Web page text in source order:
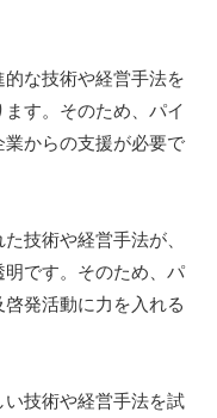
な技術や経営手法を
す。そのため、パイ
からの支援が必要で
技術や経営手法が、
です。そのため、パ
発活動に力を入れる
技術や経営手法を試